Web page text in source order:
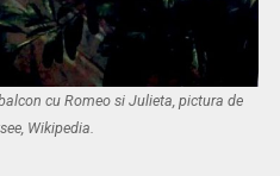
cu Romeo si Julieta, pictura de
Wikipedia.